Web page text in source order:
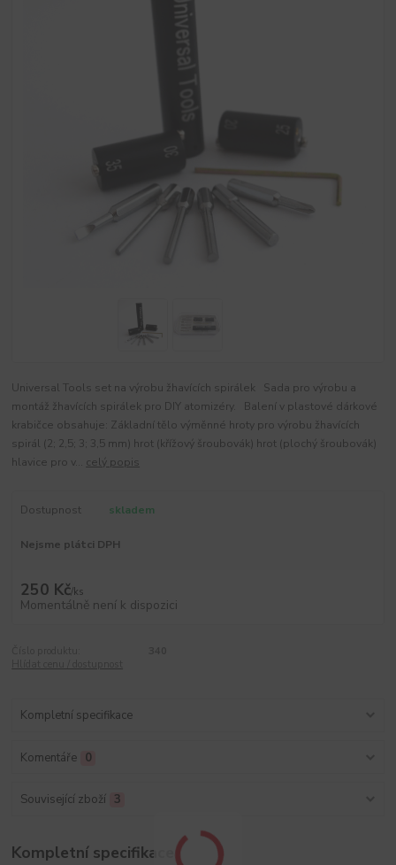
Universal Tools set na výrobu žhavících spirálek Sada pro výrobu a
montáž žhavících spirálek pro DIY atomizéry. Balení v plastové dárkové
krabičce obsahuje: Základní tělo výměnné hroty pro výrobu žhavících
spirál (2; 2,5; 3; 3,5 mm) hrot (křížový šroubovák) hrot (plochý šroubovák)
hlavice pro v... celý popis
Dostupnost skladem
Nejsme plátci DPH
250 Kč/ks
Momentálně není k dispozici
Kompletní specifikace
Komentáře 0
Související zboží 3
Kompletní specifikace